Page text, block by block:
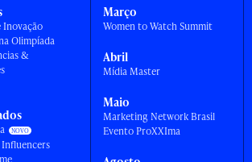
Inovação
Olimpíada
&
Março
Women to Watch Summit
Abril
Mídia Master
Maio
Marketing Network Brasil
Evento ProXXIma